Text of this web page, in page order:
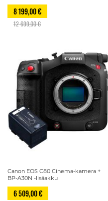
8 199,00 €
12 699,00 €
Canon EOS C80 Cinema-kamera +
BP-A30N -lisäakku
6 509,00 €